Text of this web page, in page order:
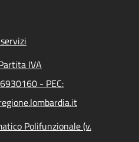
IVA
- PEC:
Polifunzionale (v.